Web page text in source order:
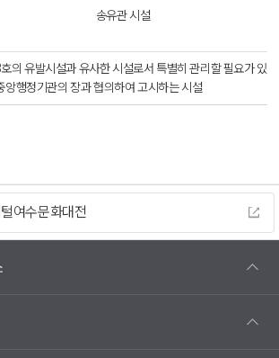
송유관 시설
의 유발시설과 유사한 시설로서 특별히 관리할 필요가 있
앙행정기관의 장과 협의하여 고시하는 시설
여수문화대전